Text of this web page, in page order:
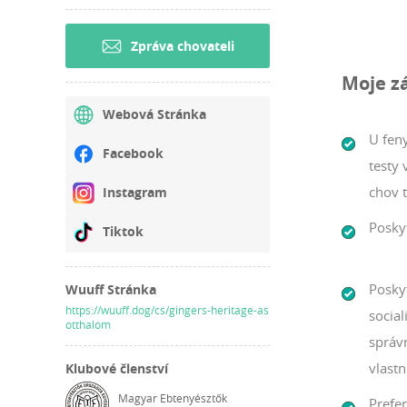
Zpráva chovateli
Webová Stránka
Facebook
Instagram
Tiktok
Wuuff Stránka
https://wuuff.dog/cs/gingers-heritage-as
otthalom
Klubové členství
Magyar Ebtenyésztők
and well-
learning
my dogs
my dogs
latest
work to
of dogs
Moje
U
testy
chov